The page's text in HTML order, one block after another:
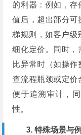
的利器：例如，存
值后，超出部分可
梯规则，如客户级
细化定价。同时，
比异常时（如操
查流程瓶颈或定价
便于追溯审计，
性。
3. 特殊场景与